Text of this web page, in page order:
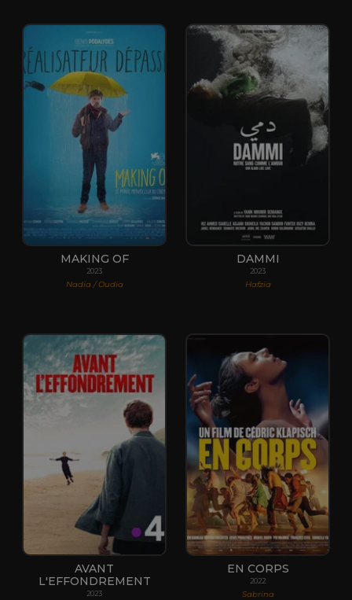
MAKING OF
2023
Nadia / Oudia
DAMMI
2023
Hafzia
AVANT
L'EFFONDREMENT
2023
EN CORPS
2022
Sabrina